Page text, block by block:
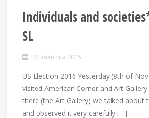
Individuals and
SL
22 kwietnia 2016
US Election 2016 Yesterday (8th of
visited American Corner and Art
there (the Art Gallery) we talked about
and observed it very carefully […]